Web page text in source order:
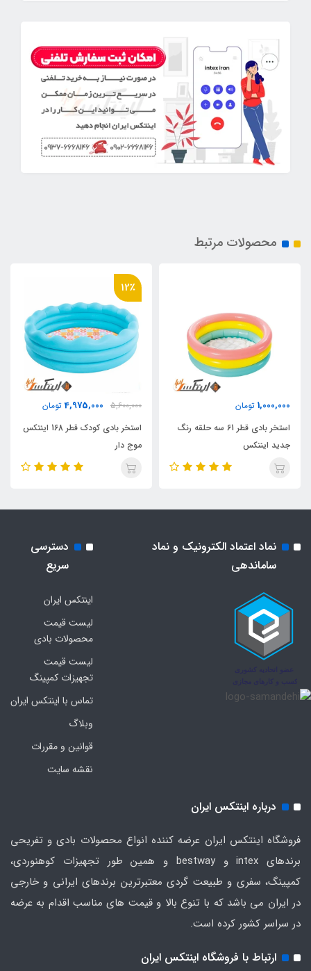
محصولات مرتبط
1,000,000 تومان
استخر بادی قطر 61 سه حلقه رنگ
جدید اینتکس
12٪
5,600,000
4,975,000 تومان
استخر بادی کودک قطر 168 اینتکس
موج دار
نماد اعتماد الکترونیک و نماد
ساماندهی
دسترسی
سریع
اینتکس ایران
لیست قیمت
محصولات بادی
لیست قیمت
تجهیزات کمپینگ
تماس با اینتکس ایران
وبلاگ
قوانین و مقررات
نقشه سایت
درباره اینتکس ایران
فروشگاه اینتکس ایران عرضه کننده انواع محصولات بادی و تفریحی
برندهای intex و bestway و همین طور تجهیزات کوهنوردی،
کمپینگ، سفری و طبیعت گردی معتبرترین برندهای ایرانی و خارجی
در ایران می باشد که با تنوع بالا و قیمت های مناسب اقدام به عرضه
در سراسر کشور کرده است.
ارتباط با فروشگاه اینتکس ایران